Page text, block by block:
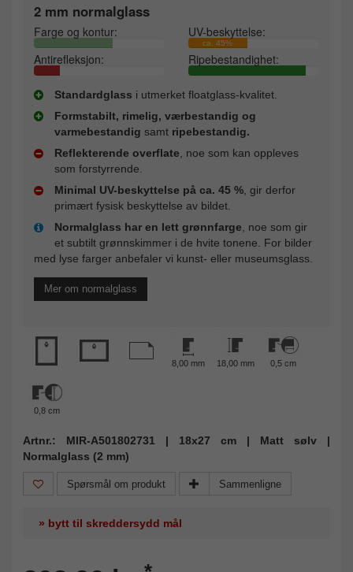
2 mm normalglass
Farge og kontur: UV-beskyttelse:
ca. 45%
Antirefleksjon: Ripebestandighet:
Standardglass i utmerket floatglass-kvalitet.
Formstabilt, rimelig, værbestandig og
varmebestandig samt ripebestandig.
Reflekterende overflate , noe som kan oppleves
som forstyrrende.
Minimal UV-beskyttelse på ca. 45 % , gir derfor
primært fysisk beskyttelse av bildet.
Normalglass har en lett grønnfarge , noe som gir
et subtilt grønnskimmer i de hvite tonene. For bilder
med lyse farger anbefaler vi kunst- eller museumsglass.
Mer om normalglass
8,00 mm 18,00 mm 0,5 cm
0,8 cm
Artnr.: MIR-A501802731 | 18x27 cm | Matt sølv |
Normalglass (2 mm)
Spørsmål om produkt Sammenligne
» bytt til skreddersydd mål